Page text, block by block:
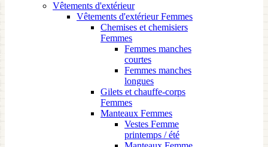
Vêtements d'extérieur
Vêtements d'extérieur Femmes
Chemises et chemisiers
Femmes
Femmes manches
courtes
Femmes manches
longues
Gilets et chauffe-corps
Femmes
Manteaux Femmes
Vestes Femme
printemps / été